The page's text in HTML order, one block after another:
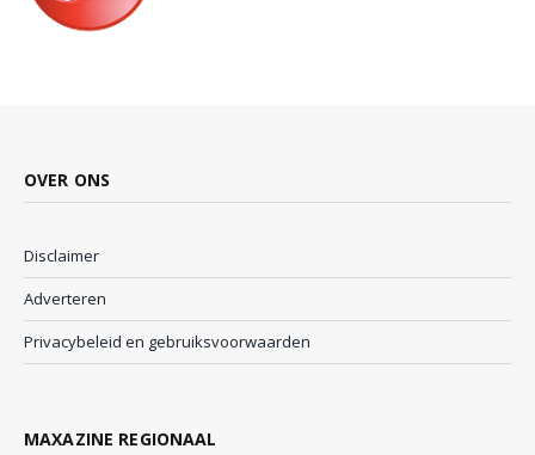
OVER ONS
Disclaimer
Adverteren
Privacybeleid en gebruiksvoorwaarden
MAXAZINE REGIONAAL